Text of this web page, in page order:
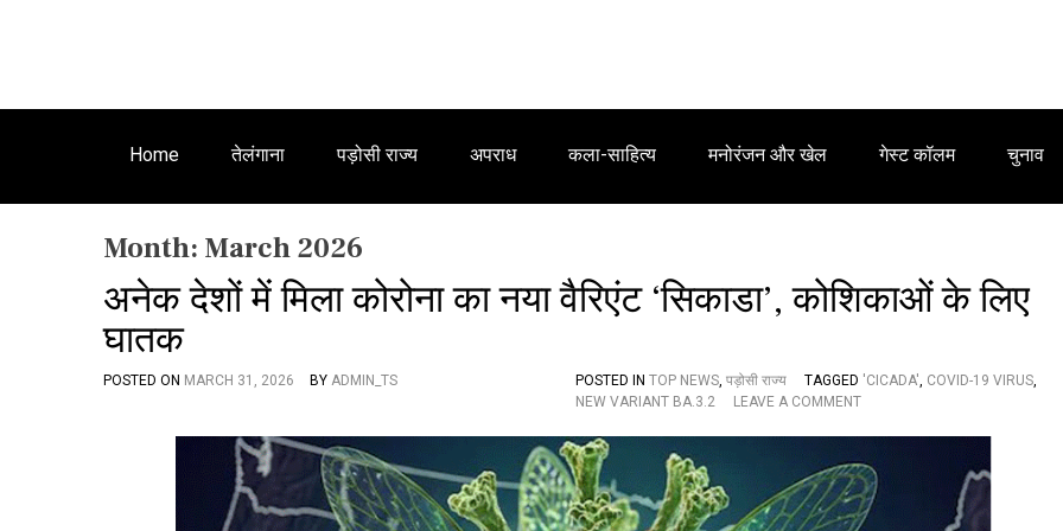
Home तेलंगाना पड़ोसी राज्य अपराध कला-साहित्य मनोरंजन और खेल गेस्ट कॉलम चुनाव
Month: March 2026
अनेक देशों में मिला कोरोना का नया वैरिएंट ‘सिकाडा’, कोशिकाओं के लिए
घातक
POSTED ON MARCH 31, 2026 BY ADMIN_TS POSTED IN TOP NEWS, पड़ोसी राज्य TAGGED 'CICADA', COVID-19 VIRUS,
NEW VARIANT BA.3.2
LEAVE A COMMENTO
ने
क
दे